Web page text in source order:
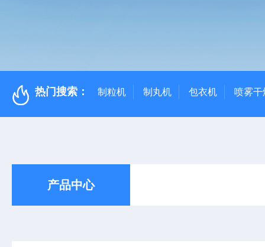
热门搜索： 制粒机 制丸机 包衣机 喷雾干
产品中心